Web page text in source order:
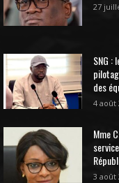
27
SNG :
des
4 août
Mme
3 août